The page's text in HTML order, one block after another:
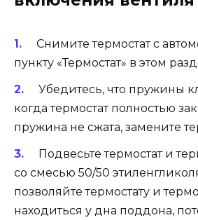
Снимите термостат с
пункту «Термостат» в этом
Убедитесь, что пружины
когда термостат полностью
пружина не сжата, замените
Подвесьте термостат и
со смесью 50/50
позволяйте термостату и
находиться у дна поддона,